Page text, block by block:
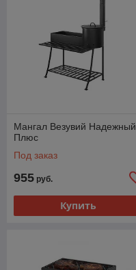
Мангал Везувий Надежный
Плюс
Под заказ
955 руб.
Купить